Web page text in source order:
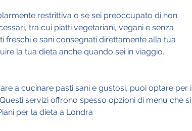
restrittiva o se sei preoccupato di non
tra cui piatti vegetariani, vegani e senza
freschi e sani consegnati direttamente alla tua
la tua dieta anche quando sei in viaggio.
a cucinare pasti sani e gustosi, puoi optare per i
servizi offrono spesso opzioni di menu che si
per la dieta a Londra